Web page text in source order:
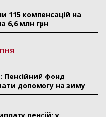
115 компенсацій на
6,6 млн грн
Пенсійний фонд
допомогу на зиму
пенсій: у